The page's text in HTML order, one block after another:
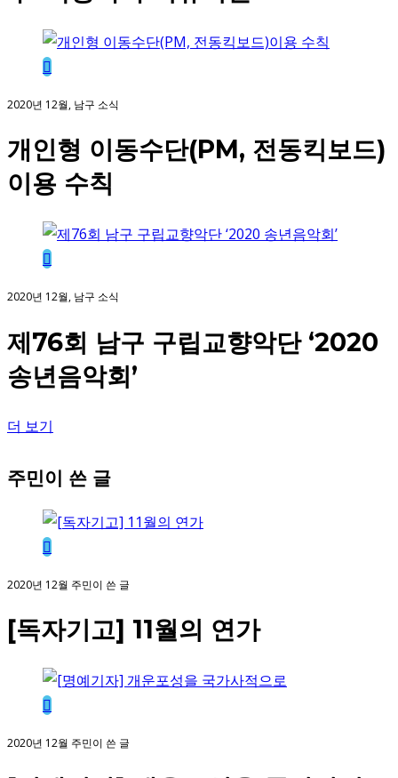
2020년 12월, 남구 소식
개인형 이동수단(PM, 전동킥보드)
이용 수칙
2020년 12월, 남구 소식
제76회 남구 구립교향악단 ‘2020
송년음악회’
더 보기
주민이 쓴 글
2020년 12월 주민이 쓴 글
[독자기고] 11월의 연가
2020년 12월 주민이 쓴 글